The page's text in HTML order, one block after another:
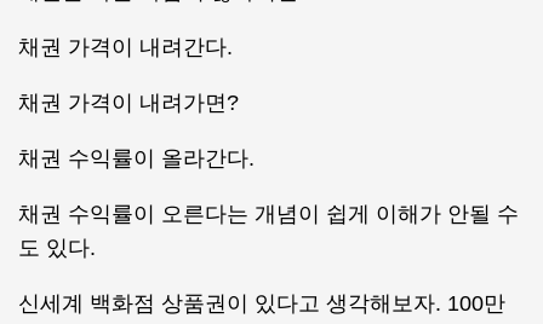
채권 가격이 내려간다.
채권 가격이 내려가면?
채권 수익률이 올라간다.
채권 수익률이 오른다는 개념이 쉽게 이해가 안될 수
도 있다.
신세계 백화점 상품권이 있다고 생각해보자. 100만